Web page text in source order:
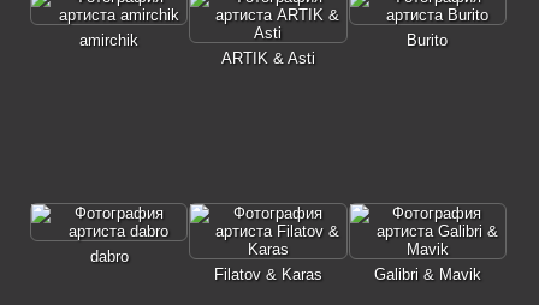
amirchik
ARTIK & Asti
Burito
dabro
Filatov & Karas
Galibri & Mavik